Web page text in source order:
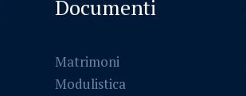
Documenti
Matrimoni
Modulistica